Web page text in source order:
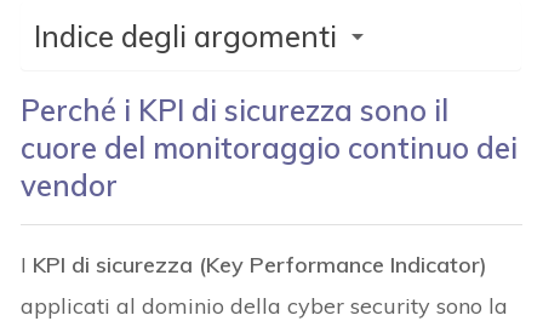
Indice degli argomenti
Perché i KPI di sicurezza sono il
cuore del monitoraggio continuo dei
vendor
I KPI di sicurezza (Key Performance Indicator)
applicati al dominio della cyber security sono la